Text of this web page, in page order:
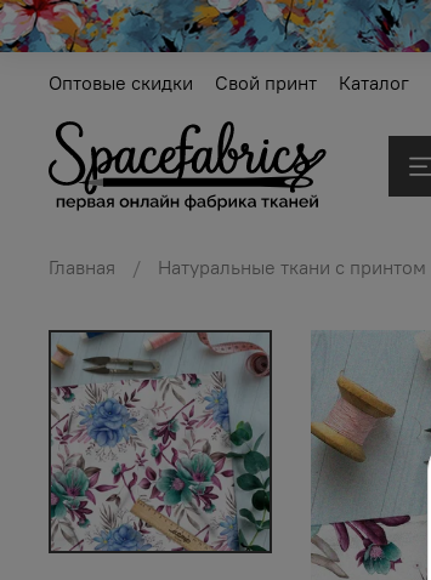
Оптовые скидки Свой принт Каталог
Главная Натуральные ткани с принтом